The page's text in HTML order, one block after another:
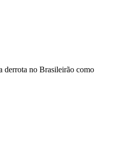
derrota no Brasileirão como